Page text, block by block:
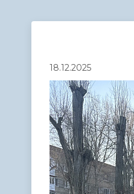
администрации
18.12.2025